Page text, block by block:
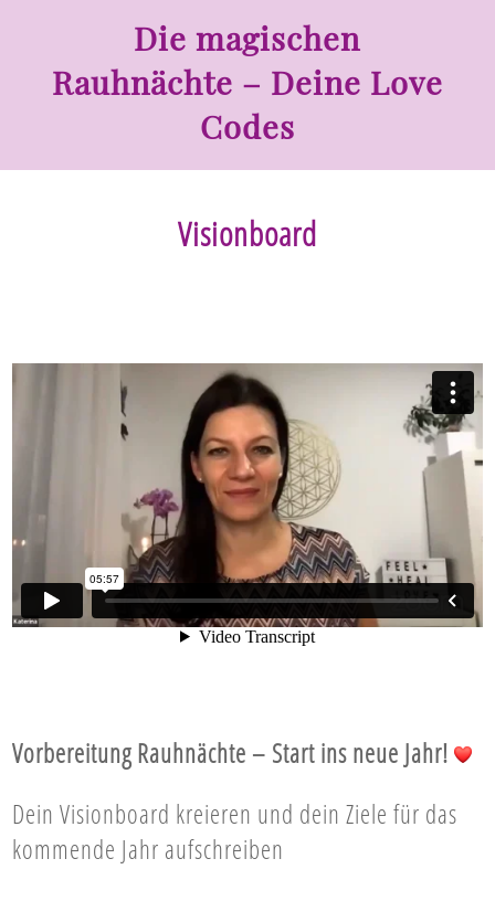
Die magischen
Rauhnächte – Deine Love
Codes
Visionboard
Vorbereitung Rauhnächte – Start ins neue Jahr!
Dein Visionboard kreieren und dein Ziele für das
kommende Jahr aufschreiben